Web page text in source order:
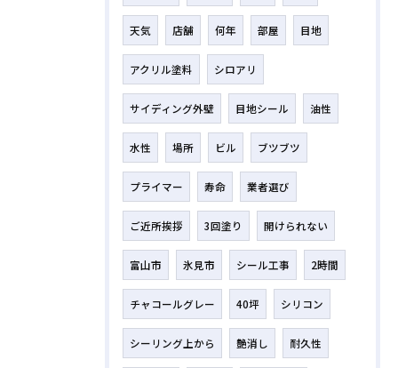
天気 店舗 何年 部屋 目地
アクリル塗料 シロアリ
サイディング外壁 目地シール 油性
水性 場所 ビル ブツブツ
プライマー 寿命 業者選び
ご近所挨拶 3回塗り 開けられない
富山市 氷見市 シール工事 2時間
チャコールグレー 40坪 シリコン
シーリング上から 艶消し 耐久性